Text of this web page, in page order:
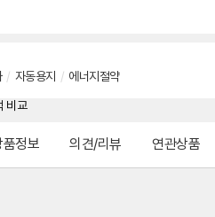
/ 자동용지 / 에너지절약
품정보 의견/리뷰 연관상품